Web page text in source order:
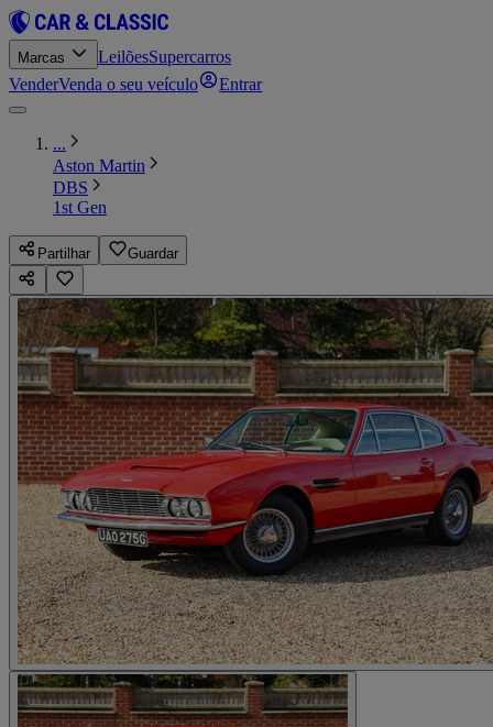
Marcas LeilõesSupercarros
VenderVenda o seu veículo Entrar
...
Aston Martin
DBS
1st Gen
Partilhar Guardar